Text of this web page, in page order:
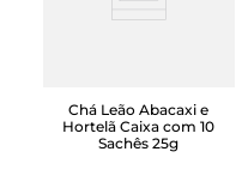
Chá Leão Abacaxi e
Hortelã Caixa com 10
Sachês 25g